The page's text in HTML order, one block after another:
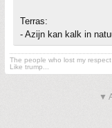
Terras:
- Azijn kan kalk in
The people who lost my
Like trump...
▼